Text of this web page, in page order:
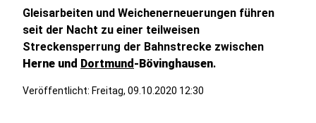
Gleisarbeiten und Weichenerneuerungen führen
seit der Nacht zu einer teilweisen
Streckensperrung der Bahnstrecke zwischen
Herne und Dortmund -Bövinghausen.
Veröffentlicht: Freitag, 09.10.2020 12:30